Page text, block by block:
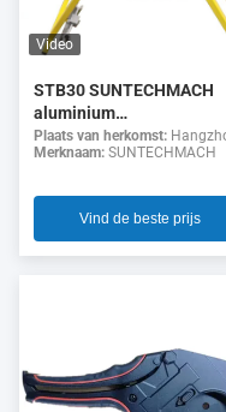
Video
STB30 SUNTECHMACH
aluminium
buisbuigmachine voor
buigen van
kleine grootte draagbare
buisbuigmachine
Plaats van herkomst: Hangzhou,
Merknaam: SUNTECHMACH
Vind de beste prijs